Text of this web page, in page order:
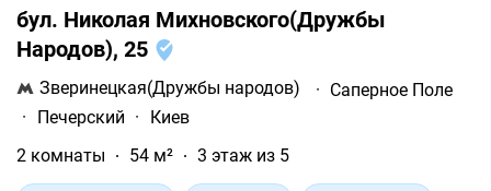
бул. Николая Михновского(Дружбы
Народов), 25
Зверинецкая(Дружбы народов) · Саперное Поле
·
Печерский ·
Киев
2 комнаты
54 м² 3 этаж из 5